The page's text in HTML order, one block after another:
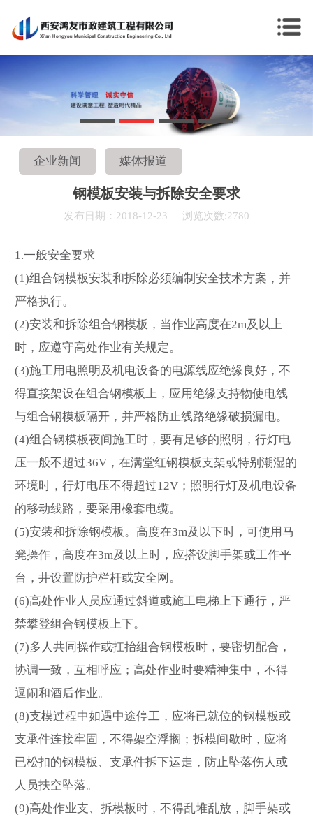
企业新闻 媒体报道
钢模板安装与拆除安全要求
发布日期：2018-12-23 浏览次数:2780
1.一般安全要求
(1)组合钢模板安装和拆除必须编制安全技术方案，并
严格执行。
(2)安装和拆除组合钢模板，当作业高度在2m及以上
时，应遵守高处作业有关规定。
(3)施工用电照明及机电设备的电源线应绝缘良好，不
得直接架设在组合钢模板上，应用绝缘支持物使电线
与组合钢模板隔开，并严格防止线路绝缘破损漏电。
(4)组合钢模板夜间施工时，要有足够的照明，行灯电
压一般不超过36V，在满堂红钢模板支架或特别潮湿的
环境时，行灯电压不得超过12V；照明行灯及机电设备
的移动线路，要采用橡套电缆。
(5)安装和拆除钢模板。高度在3m及以下时，可使用马
凳操作，高度在3m及以上时，应搭设脚手架或工作平
台，井设置防护栏杆或安全网。
(6)高处作业人员应通过斜道或施工电梯上下通行，严
禁攀登组合钢模板上下。
(7)多人共同操作或扛抬组合钢模板时，要密切配合，
协调一致，互相呼应；高处作业时要精神集中，不得
逗闹和酒后作业。
(8)支模过程中如遇中途停工，应将已就位的钢模板或
支承件连接牢固，不得架空浮搁；拆模间歇时，应将
已松扣的钢模板、支承件拆下运走，防止坠落伤人或
人员扶空坠落。
(9)高处作业支、拆模板时，不得乱堆乱放，脚手架或